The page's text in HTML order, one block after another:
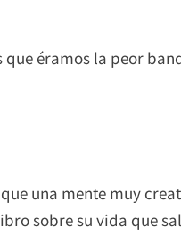
éramos la peor
una mente muy
sobre su vida que